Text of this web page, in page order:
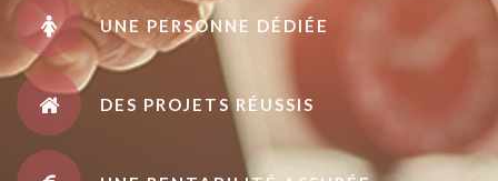
UNE PERSONNE DÉDIÉE
DES PROJETS RÉUSSIS